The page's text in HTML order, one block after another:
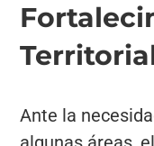
Ante la